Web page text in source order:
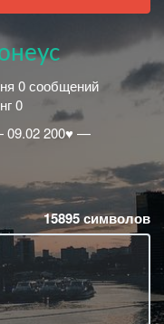
0 сообщений
0
09.02 200♥ —
15895символов